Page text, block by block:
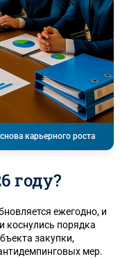
карьерного роста
году?
ежегодно, и
коснулись порядка
закупки,
мер.